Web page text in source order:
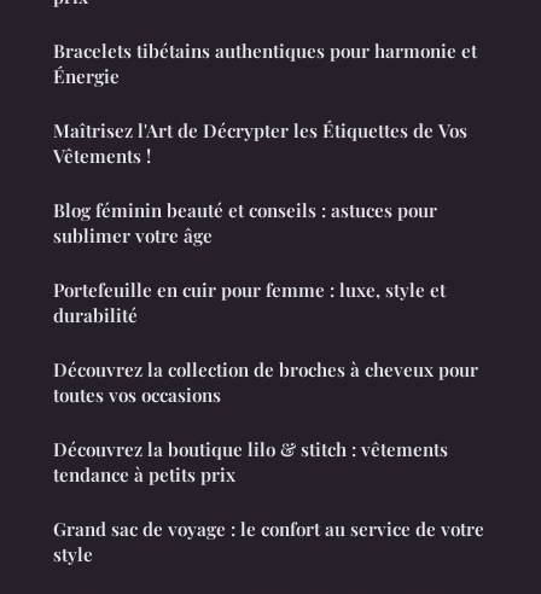
Bracelets tibétains authentiques pour harmonie et
Énergie
Maîtrisez l'Art de Décrypter les Étiquettes de Vos
Vêtements !
Blog féminin beauté et conseils : astuces pour
sublimer votre âge
Portefeuille en cuir pour femme : luxe, style et
durabilité
Découvrez la collection de broches à cheveux pour
toutes vos occasions
Découvrez la boutique lilo & stitch : vêtements
tendance à petits prix
Grand sac de voyage : le confort au service de votre
style